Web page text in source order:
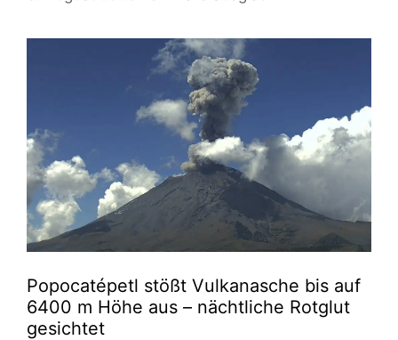
Popocatépetl stößt Vulkanasche bis auf
6400 m Höhe aus – nächtliche Rotglut
gesichtet